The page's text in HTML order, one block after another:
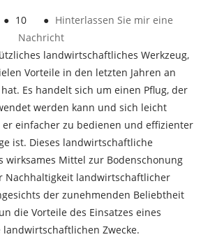
● 10 ● Hinterlassen Sie mir eine
Nachricht
landwirtschaftliches Werkzeug,
Vorteile in den letzten Jahren an
Es handelt sich um einen Pflug, der
werden kann und sich leicht
einfacher zu bedienen und effizienter
ist. Dieses landwirtschaftliche
wirksames Mittel zur Bodenschonung
Nachhaltigkeit landwirtschaftlicher
der zunehmenden Beliebtheit
die Vorteile des Einsatzes eines
Zwecke.